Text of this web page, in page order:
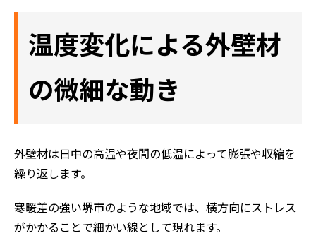
施工事例
温度変化による外壁材
の微細な動き
外壁材は日中の高温や夜間の低温によって膨張や収縮を
繰り返します。
寒暖差の強い堺市のような地域では、横方向にストレス
がかかることで細かい線として現れます。